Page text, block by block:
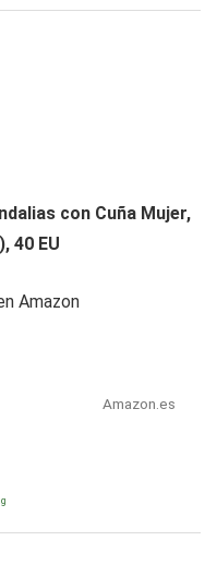
con Cuña Mujer,
40 EU
Amazon
Amazon.es